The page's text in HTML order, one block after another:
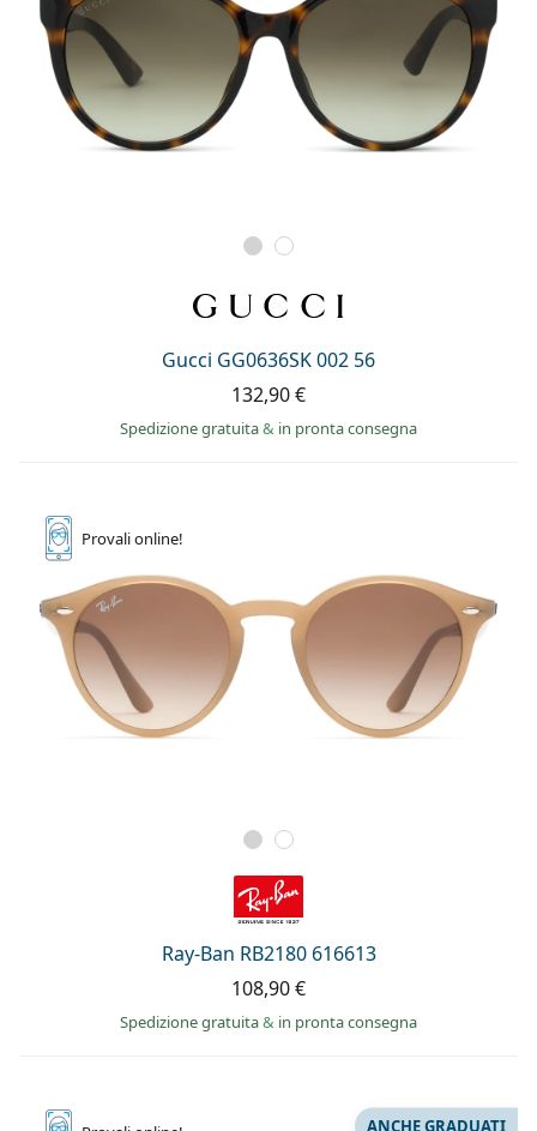
Gucci GG0636SK 002 56
132,90 €
Spedizione gratuita& in pronta consegna
Provalionline!
Ray-Ban RB2180 616613
108,90 €
Spedizione gratuita& in pronta consegna
ANCHE GRADUATI